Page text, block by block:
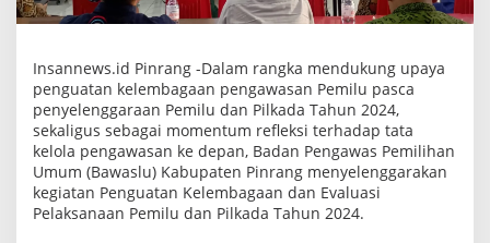
a
w
a
n
P
a
r
t
i
s
i
p
Insannews.id Pinrang -Dalam rangka mendukung upaya
penguatan kelembagaan pengawasan Pemilu pasca
penyelenggaraan Pemilu dan Pilkada Tahun 2024,
sekaligus sebagai momentum refleksi terhadap tata
kelola pengawasan ke depan, Badan Pengawas Pemilihan
Umum (Bawaslu) Kabupaten Pinrang menyelenggarakan
kegiatan Penguatan Kelembagaan dan Evaluasi
Pelaksanaan Pemilu dan Pilkada Tahun 2024.